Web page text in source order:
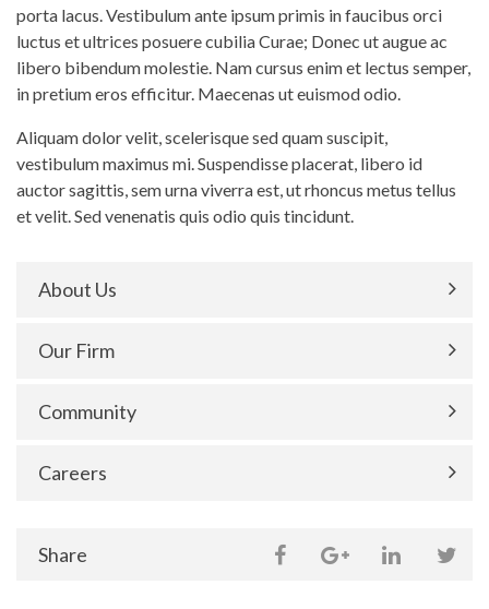
porta lacus. Vestibulum ante ipsum primis in faucibus orci
luctus et ultrices posuere cubilia Curae; Donec ut augue ac
libero bibendum molestie. Nam cursus enim et lectus semper,
in pretium eros efficitur. Maecenas ut euismod odio.
Aliquam dolor velit, scelerisque sed quam suscipit,
vestibulum maximus mi. Suspendisse placerat, libero id
auctor sagittis, sem urna viverra est, ut rhoncus metus tellus
et velit. Sed venenatis quis odio quis tincidunt.
About Us
Our Firm
Community
Careers
Share
Share ShareShare